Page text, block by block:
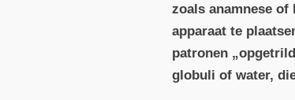
zoals anamnese
apparaat te
patronen
globuli of water,